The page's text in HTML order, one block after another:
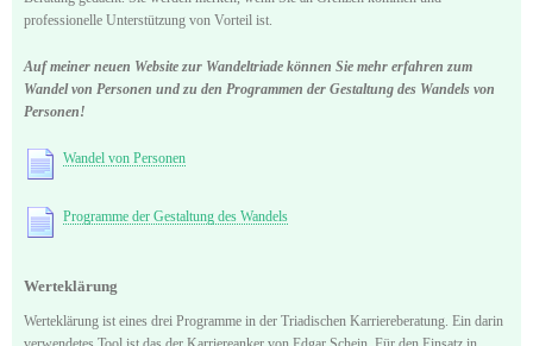
professionelle Unterstützung von Vorteil ist.
Auf meiner neuen Website zur Wandeltriade können Sie mehr erfahren zum
Wandel von Personen und zu den Programmen der Gestaltung des Wandels von
Personen!
Wandel von Personen
Programme der Gestaltung des Wandels
Werteklärung
Werteklärung ist eines drei Programme in der Triadischen Karriereberatung. Ein darin
verwendetes Tool ist das der Karriereanker von Edgar Schein. Für den Einsatz in